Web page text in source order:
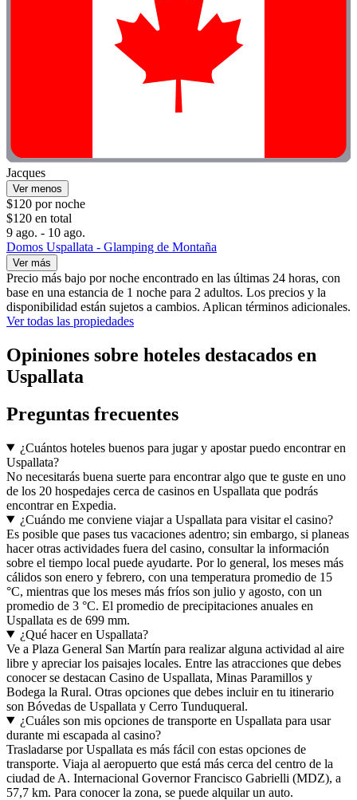
Jacques
Ver menos
$120 por noche
$120 en total
9 ago. - 10 ago.
Domos Uspallata - Glamping de Montaña
Ver más
Precio más bajo por noche encontrado en las últimas 24 horas, con
base en una estancia de 1 noche para 2 adultos. Los precios y la
disponibilidad están sujetos a cambios. Aplican términos adicionales.
Ver todas las propiedades
Opiniones sobre hoteles destacados en
Uspallata
Preguntas frecuentes
¿Cuántos hoteles buenos para jugar y apostar puedo encontrar en
Uspallata?
No necesitarás buena suerte para encontrar algo que te guste en uno
de los 20 hospedajes cerca de casinos en Uspallata que podrás
encontrar en Expedia.
¿Cuándo me conviene viajar a Uspallata para visitar el casino?
Es posible que pases tus vacaciones adentro; sin embargo, si planeas
hacer otras actividades fuera del casino, consultar la información
sobre el tiempo local puede ayudarte. Por lo general, los meses más
cálidos son enero y febrero, con una temperatura promedio de 15
°C, mientras que los meses más fríos son julio y agosto, con un
promedio de 3 °C. El promedio de precipitaciones anuales en
Uspallata es de 699 mm.
¿Qué hacer en Uspallata?
Ve a Plaza General San Martín para realizar alguna actividad al aire
libre y apreciar los paisajes locales. Entre las atracciones que debes
conocer se destacan Casino de Uspallata, Minas Paramillos y
Bodega la Rural. Otras opciones que debes incluir en tu itinerario
son Bóvedas de Uspallata y Cerro Tunduqueral.
¿Cuáles son mis opciones de transporte en Uspallata para usar
durante mi escapada al casino?
Trasladarse por Uspallata es más fácil con estas opciones de
transporte. Viaja al aeropuerto que está más cerca del centro de la
ciudad de A. Internacional Governor Francisco Gabrielli (MDZ), a
57,7 km. Para conocer la zona, se puede alquilar un auto.